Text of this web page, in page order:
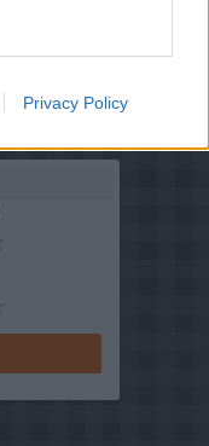
Privacy Policy